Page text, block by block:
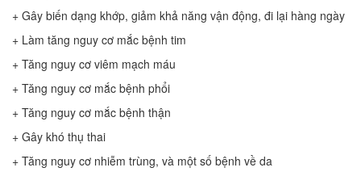
+ Gây biến dạng khớp, giảm khả năng vận động, đi lại hàng ngày
+ Làm tăng nguy cơ mắc bệnh tim
+ Tăng nguy cơ viêm mạch máu
+ Tăng nguy cơ mắc bệnh phổi
+ Tăng nguy cơ mắc bệnh thận
+ Gây khó thụ thai
+ Tăng nguy cơ nhiễm trùng, và một số bệnh về da